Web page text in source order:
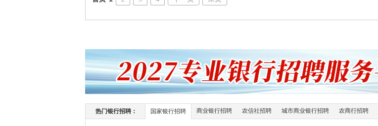
热门银行招聘： 国家银行招聘 商业银行招聘 农信社招聘 城市商业银行招聘 农商行招聘